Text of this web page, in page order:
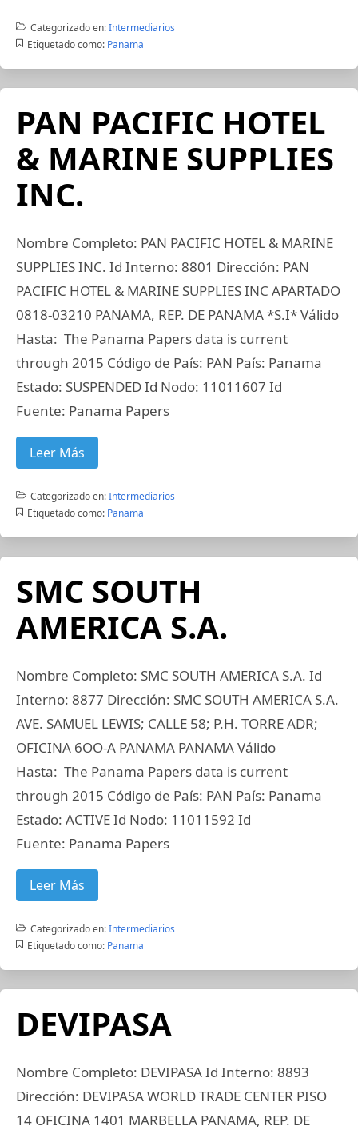
Categorizado en:Intermediarios
Etiquetado como: Panama
PAN PACIFIC HOTEL
& MARINE SUPPLIES
INC.
Nombre Completo: PAN PACIFIC HOTEL & MARINE
SUPPLIES INC. Id Interno: 8801 Dirección: PAN
PACIFIC HOTEL & MARINE SUPPLIES INC APARTADO
0818-03210 PANAMA, REP. DE PANAMA *S.I* Válido
Hasta: The Panama Papers data is current
through 2015 Código de País: PAN País: Panama
Estado: SUSPENDED Id Nodo: 11011607 Id
Fuente: Panama Papers
Leer Más
Categorizado en:Intermediarios
Etiquetado como: Panama
SMC SOUTH
AMERICA S.A.
Nombre Completo: SMC SOUTH AMERICA S.A. Id
Interno: 8877 Dirección: SMC SOUTH AMERICA S.A.
AVE. SAMUEL LEWIS; CALLE 58; P.H. TORRE ADR;
OFICINA 6OO-A PANAMA PANAMA Válido
Hasta: The Panama Papers data is current
through 2015 Código de País: PAN País: Panama
Estado: ACTIVE Id Nodo: 11011592 Id
Fuente: Panama Papers
Leer Más
Categorizado en:Intermediarios
Etiquetado como: Panama
DEVIPASA
Nombre Completo: DEVIPASA Id Interno: 8893
Dirección: DEVIPASA WORLD TRADE CENTER PISO
14 OFICINA 1401 MARBELLA PANAMA, REP. DE